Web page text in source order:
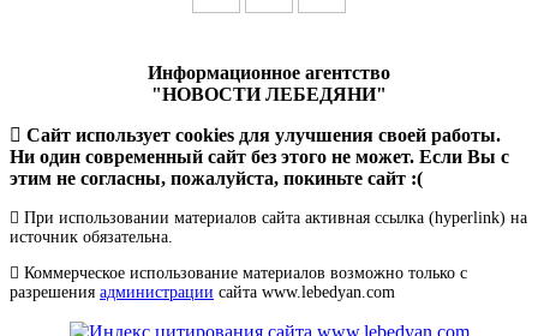
Информационное агентство
"НОВОСТИ ЛЕБЕДЯНИ"
Сайт использует cookies для улучшения своей работы.
Ни один современный сайт без этого не может. Если Вы с
этим не согласны, пожалуйста, покиньте сайт :(
При использовании материалов сайта активная ссылка (hyperlink) на
источник обязательна.
Коммерческое использование материалов возможно только с
разрешения администрации сайта www.lebedyan.com